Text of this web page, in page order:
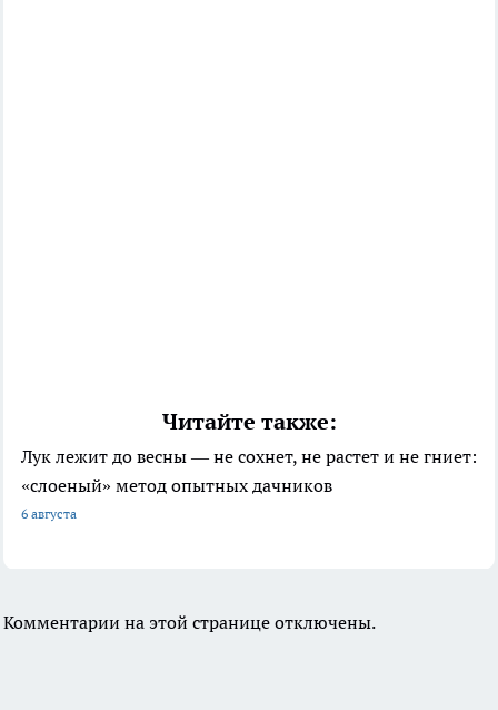
Читайте также:
Лук лежит до весны — не сохнет, не растет и не гниет:
«слоеный» метод опытных дачников
6 августа
Комментарии на этой странице отключены.